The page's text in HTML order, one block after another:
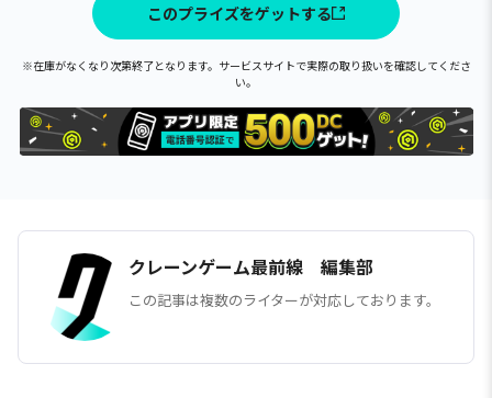
このプライズをゲットする
※在庫がなくなり次第終了となります。サービスサイトで実際の取り扱いを確認してくださ
い。
クレーンゲーム最前線 編集部
この記事は複数のライターが対応しております。